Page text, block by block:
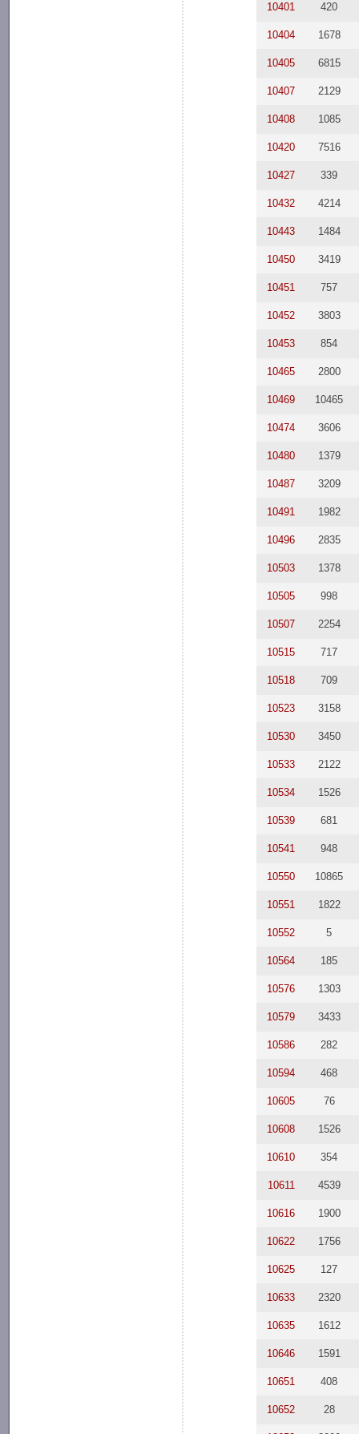
10401 420
10404 1678
10405 6815
10407 2129
10408 1085
10420 7516
10427 339
10432 4214
10443 1484
10450 3419
10451 757
10452 3803
10453 854
10465 2800
10469 10465
10474 3606
10480 1379
10487 3209
10491 1982
10496 2835
10503 1378
10505 998
10507 2254
10515 717
10518 709
10523 3158
10530 3450
10533 2122
10534 1526
10539 681
10541 948
10550 10865
10551 1822
10552 5
10564 185
10576 1303
10579 3433
10586 282
10594 468
10605 76
10608 1526
10610 354
10611 4539
10616 1900
10622 1756
10625 127
10633 2320
10635 1612
10646 1591
10651 408
10652 28